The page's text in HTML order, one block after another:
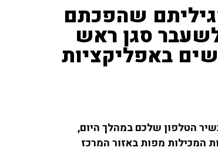
שהפכתם
סגן ראש
באפליקציות
הטלפון שלכם במהלך היום,
המכילות מפות באזור המרכז